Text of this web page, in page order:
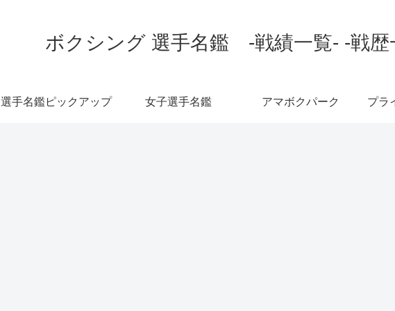
ボクシング 選手名鑑 -戦績一覧- -戦歴
選手名鑑ピックアップ 女子選手名鑑 アマボクパーク プラ